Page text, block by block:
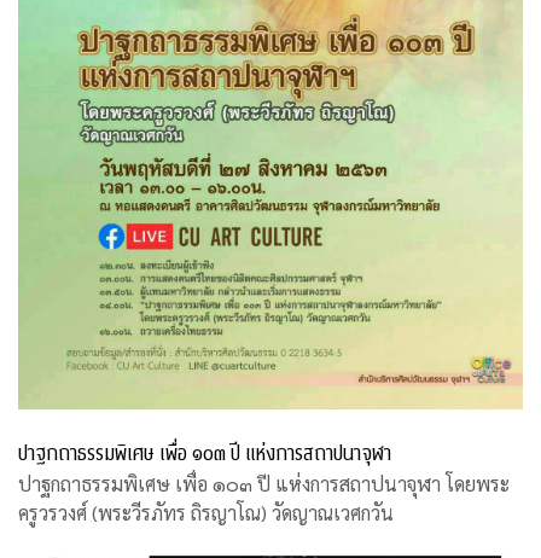
ปาฐกถาธรรมพิเศษ เพื่อ ๑๐๓ ปี แห่งการสถาปนาจุฬา
ปาฐกถาธรรมพิเศษ เพื่อ ๑๐๓ ปี แห่งการสถาปนาจุฬา โดยพระ
ครูวรวงศ์ (พระวีรภัทร ถิรญาโณ) วัดญาณเวศกวัน